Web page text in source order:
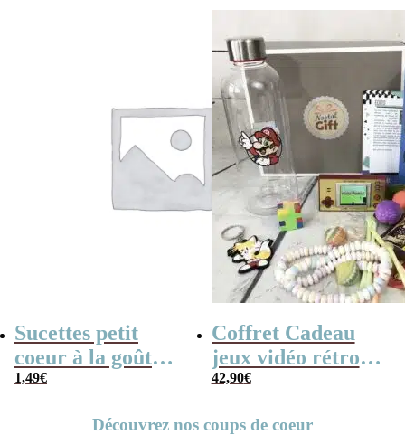
Sucettes petit
coeur à la goût
cerise x5
1,49€
Coffret Cadeau
jeux vidéo rétro
(avec sa console de
42,90€
Découvrez nos coups de coeur